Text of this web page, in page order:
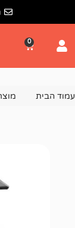
הטבה מחכה
לתוכים